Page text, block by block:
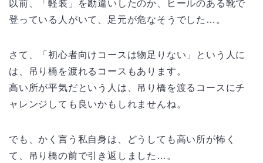
以前、「軽装」を勘違いしたのか、ヒールのある靴で
登っている人がいて、足元が危なそうでした…。
さて、「初心者向けコースは物足りない」という人に
は、吊り橋を渡れるコースもあります。
高い所が平気だという人は、吊り橋を渡るコースにチ
ャレンジしても良いかもしれませんね。
でも、かく言う私自身は、どうしても高い所が怖く
て、吊り橋の前で引き返しました…。